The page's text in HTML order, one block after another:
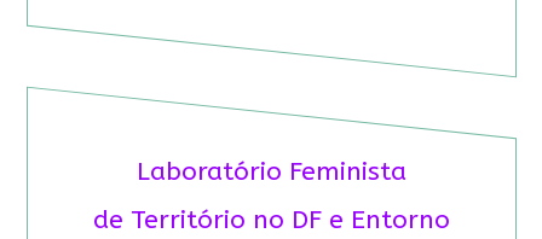
Laboratório Feminista
de Território no DF e Entorno